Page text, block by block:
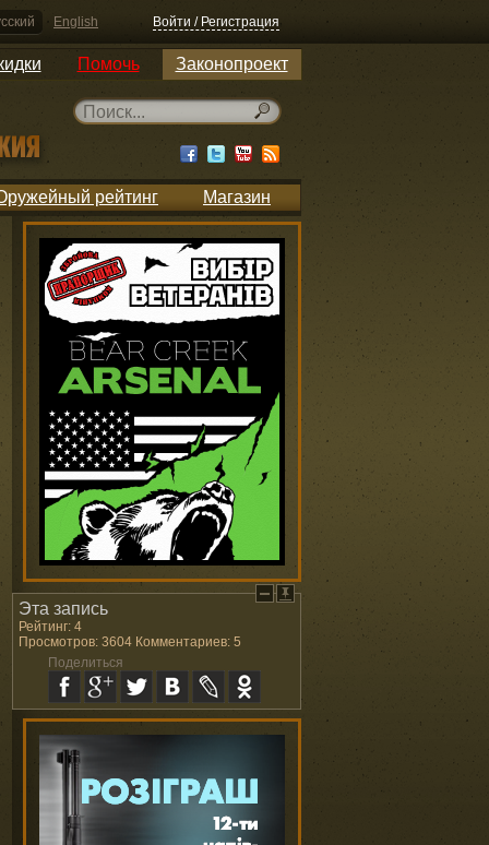
English Войти / Регистрация
Помочь Законопроект
рейтинг Магазин
Эта запись
Рейтинг: 4
Просмотров: 3604 Комментариев: 5
Поделиться